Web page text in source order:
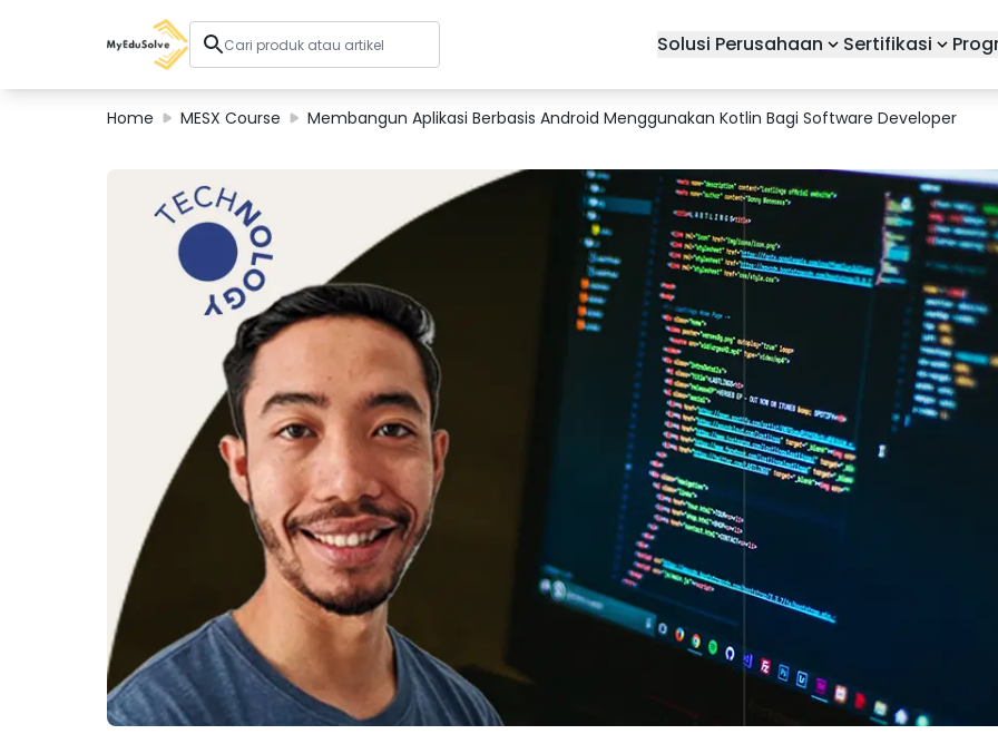
Solusi Perusahaan Sertifikasi
Keranjang Saya
Home MESX Course Membangun Aplikasi Berbasis Android Menggunakan Kotlin Bagi Software Developer